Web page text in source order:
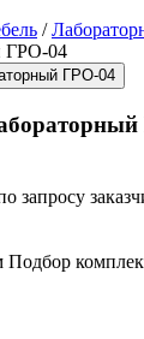
/
ГРО-04
запросу
Подбор